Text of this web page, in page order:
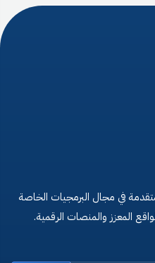
في مجال البرمجيات الخاصة
المعزز والمنصات الرقمية.